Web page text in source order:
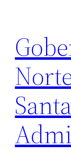
contenido